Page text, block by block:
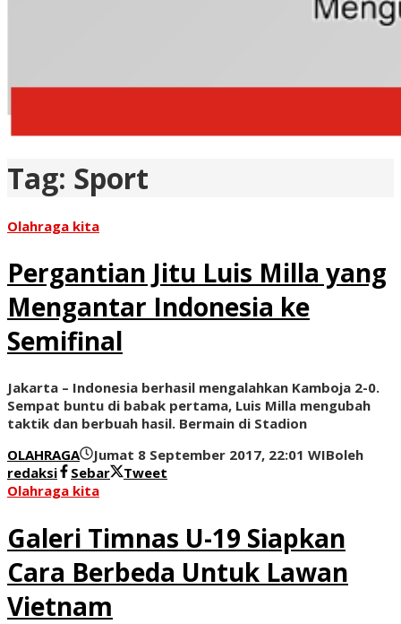
Tag: Sport
Olahraga kita
Pergantian Jitu Luis Milla yang
Mengantar Indonesia ke
Semifinal
Jakarta – Indonesia berhasil mengalahkan Kamboja 2-0.
Sempat buntu di babak pertama, Luis Milla mengubah
taktik dan berbuah hasil. Bermain di Stadion
OLAHRAGA
Jumat 8 September 2017, 22:01 WIBoleh
redaksi
Sebar
Tweet
Olahraga kita
Galeri Timnas U-19 Siapkan
Cara Berbeda Untuk Lawan
Vietnam